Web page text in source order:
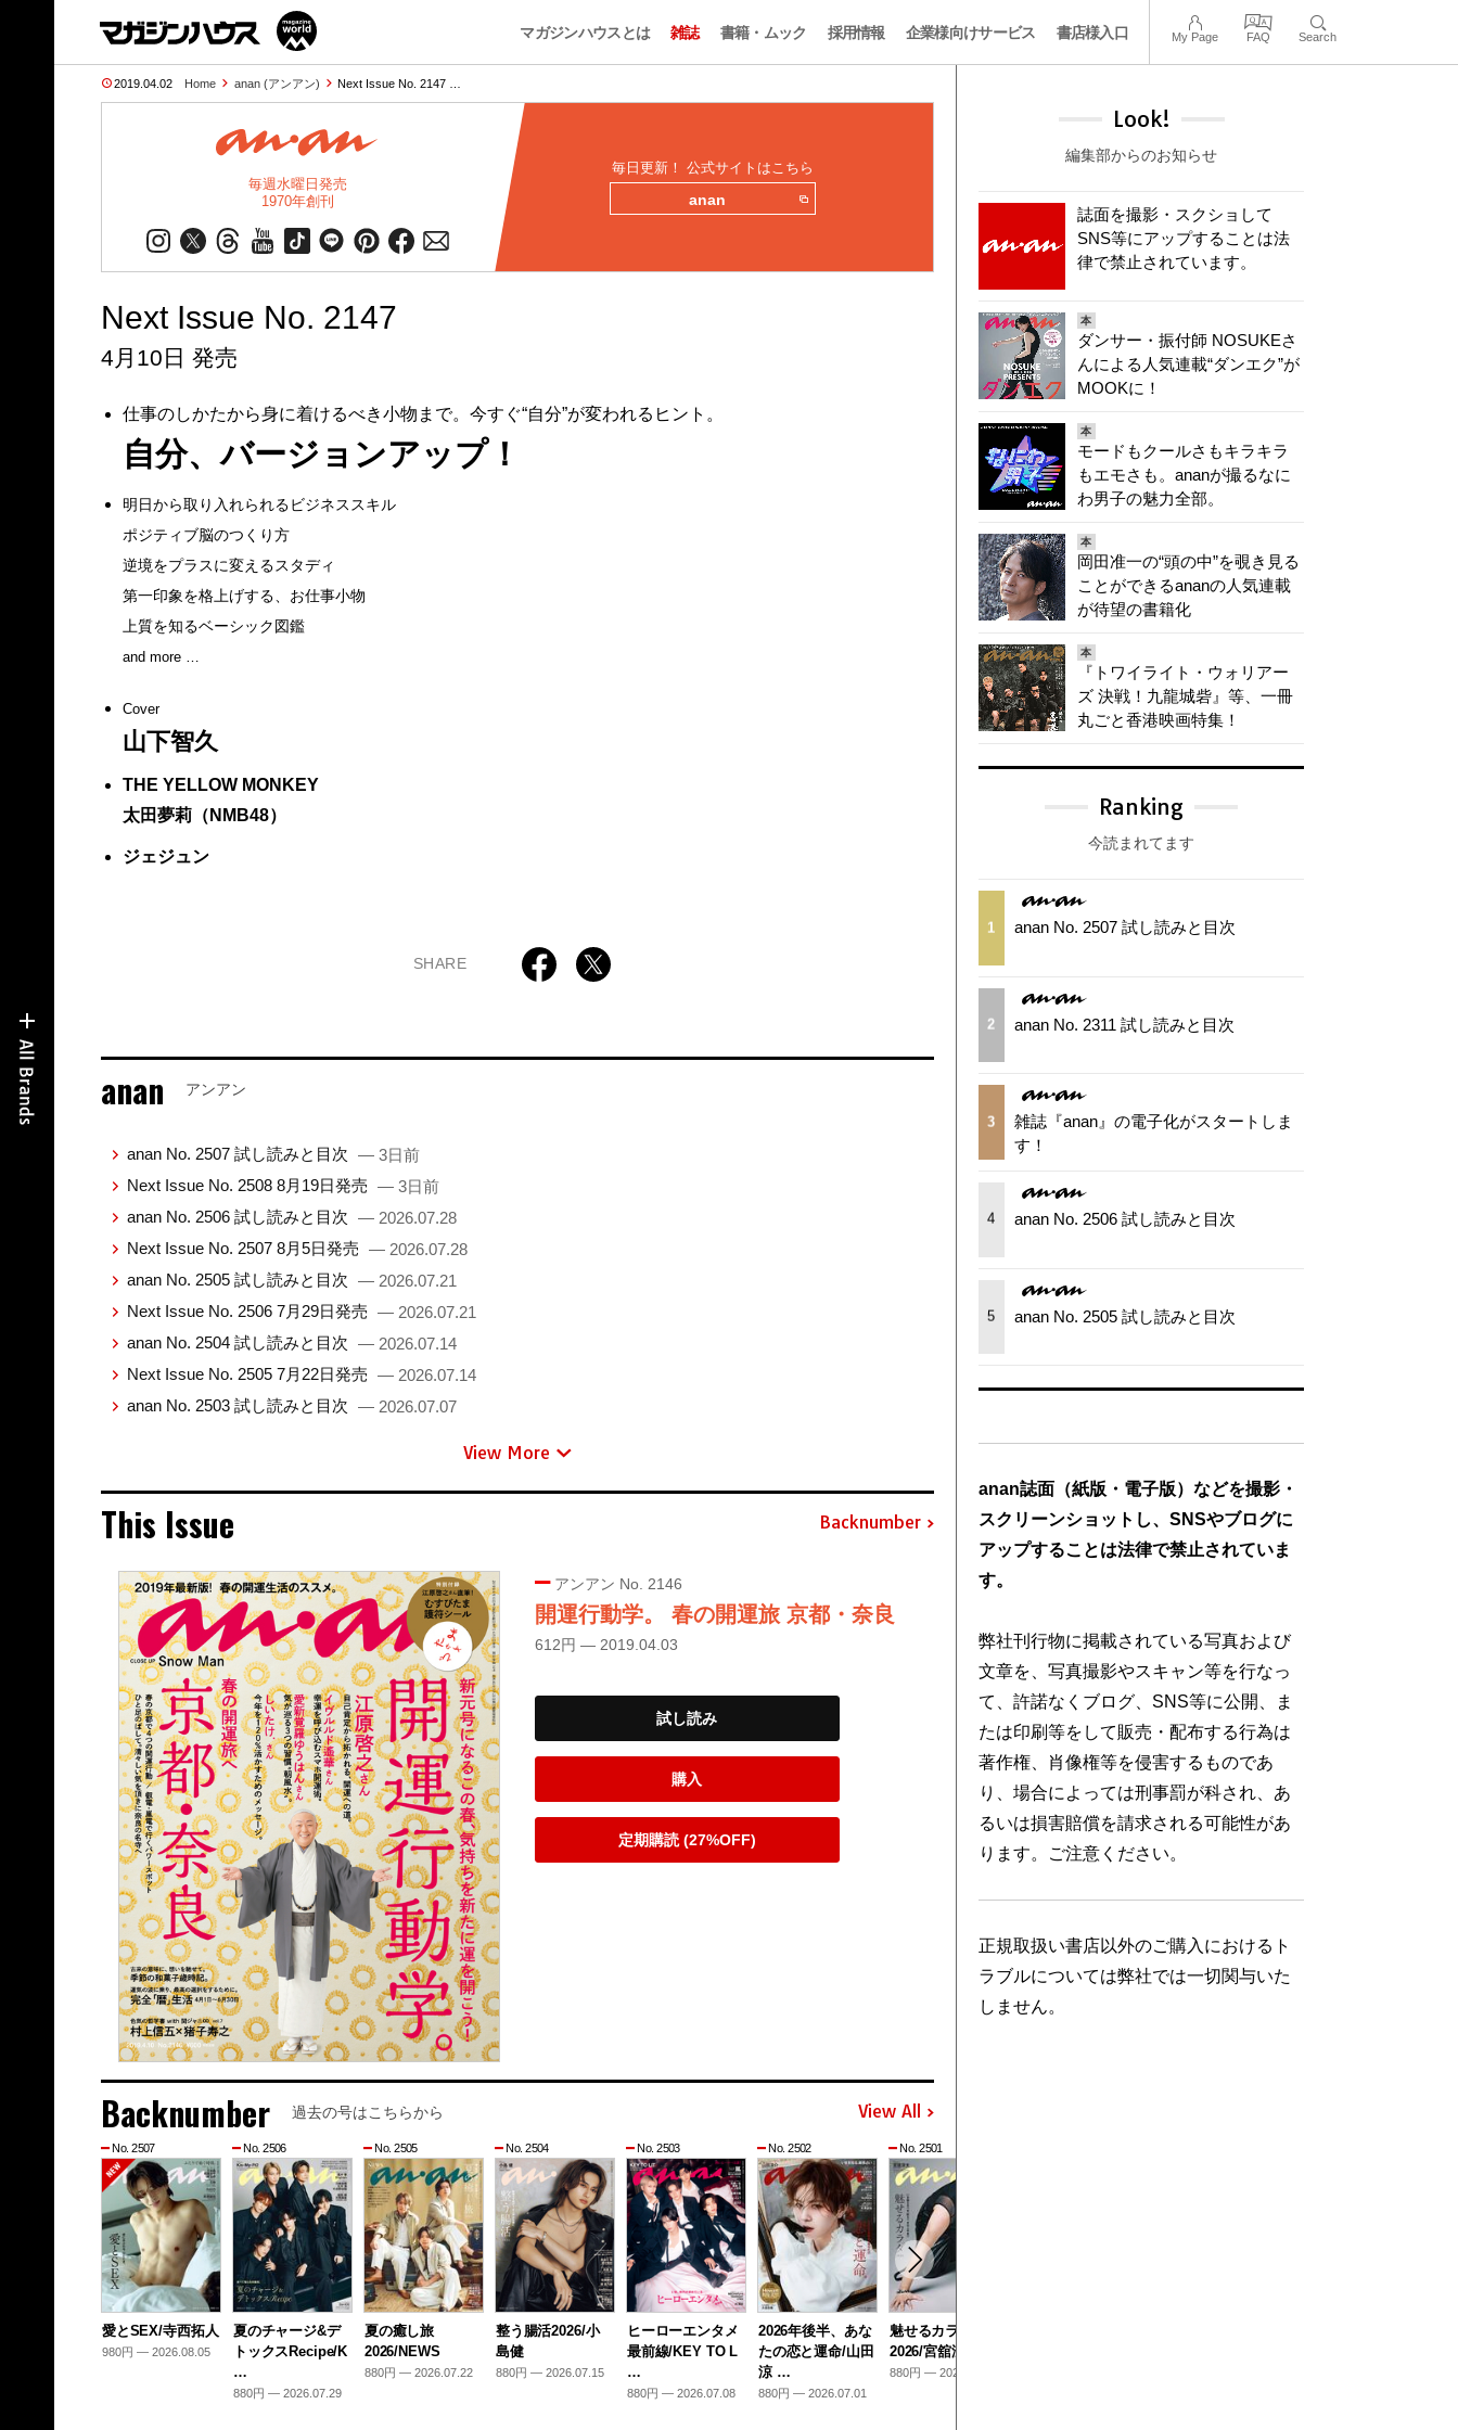
マガジンハウスとは 雑誌 書籍・ムック 採用情報 企業様向けサービス 書店様入口 My Page FAQ Search
2019.04.02 Home anan (アンアン) Next Issue No. 2147 …
毎週水曜日発売
1970年創刊
毎日更新！ 公式サイトはこちら
anan
Next Issue No. 2147
4月10日 発売
仕事のしかたから身に着けるべき小物まで。今すぐ“自分”が変われるヒント。
自分、バージョンアップ！
明日から取り入れられるビジネススキル
ポジティブ脳のつくり方
逆境をプラスに変えるスタディ
第一印象を格上げする、お仕事小物
上質を知るベーシック図鑑
and more …
Cover
山下智久
THE YELLOW MONKEY
太田夢莉（NMB48）
ジェジュン
SHARE
anan アンアン
anan No. 2507 試し読みと目次 — 3日前
Next Issue No. 2508 8月19日発売 — 3日前
anan No. 2506 試し読みと目次 — 2026.07.28
Next Issue No. 2507 8月5日発売 — 2026.07.28
anan No. 2505 試し読みと目次 — 2026.07.21
Next Issue No. 2506 7月29日発売 — 2026.07.21
anan No. 2504 試し読みと目次 — 2026.07.14
Next Issue No. 2505 7月22日発売 — 2026.07.14
anan No. 2503 試し読みと目次 — 2026.07.07
View More
This Issue Backnumber
アンアン No. 2146
開運行動学。 春の開運旅 京都・奈良
612円 — 2019.04.03
試し読み
購入
定期購読 (27%OFF)
Backnumber 過去の号はこちらから View All
No. 2507
愛とSEX/寺西拓人
980円 — 2026.08.05
No. 2506
夏のチャージ&デ
トックスRecipe/K
…
880円 — 2026.07.29
No. 2505
夏の癒し旅
2026/NEWS
880円 — 2026.07.22
No. 2504
整う腸活2026/小
島健
880円 — 2026.07.15
No. 2503
ヒーローエンタメ
最前線/KEY TO L
…
880円 — 2026.07.08
No. 2502
2026年後半、あな
たの恋と運命/山田
涼 …
880円 — 2026.07.01
No. 2501
魅せるカラダ
2026/宮舘涼太
880円 — 2026.06.24
Look!
編集部からのお知らせ
誌面を撮影・スクショして
SNS等にアップすることは法
律で禁止されています。
本
ダンサー・振付師 NOSUKEさ
んによる人気連載“ダンエク”が
MOOKに！
本
モードもクールさもキラキラ
もエモさも。ananが撮るなに
わ男子の魅力全部。
本
岡田准一の“頭の中”を覗き見る
ことができるananの人気連載
が待望の書籍化
本
『トワイライト・ウォリアー
ズ 決戦！九龍城砦』等、一冊
丸ごと香港映画特集！
Ranking
今読まれてます
1 anan No. 2507 試し読みと目次
2 anan No. 2311 試し読みと目次
3
雑誌『anan』の電子化がスタートしま
す！
4 anan No. 2506 試し読みと目次
5 anan No. 2505 試し読みと目次
anan誌面（紙版・電子版）などを撮影・
スクリーンショットし、SNSやブログに
アップすることは法律で禁止されていま
す。
弊社刊行物に掲載されている写真および
文章を、写真撮影やスキャン等を行なっ
て、許諾なくブログ、SNS等に公開、ま
たは印刷等をして販売・配布する行為は
著作権、肖像権等を侵害するものであ
り、場合によっては刑事罰が科され、あ
るいは損害賠償を請求される可能性があ
ります。ご注意ください。
正規取扱い書店以外のご購入におけるト
ラブルについては弊社では一切関与いた
しません。